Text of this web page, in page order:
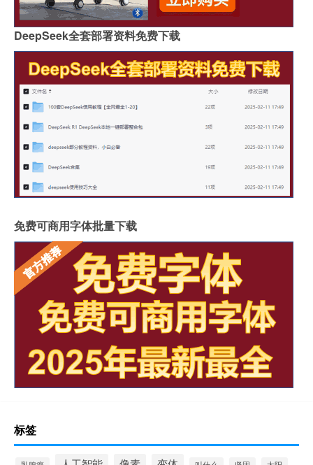
DeepSeek全套部署资料免费下载
免费可商用字体批量下载
标签